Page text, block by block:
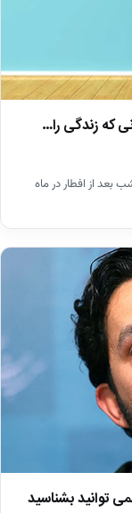
که زندگی را…
بعد از افطار در ماه
توانید بشناسید